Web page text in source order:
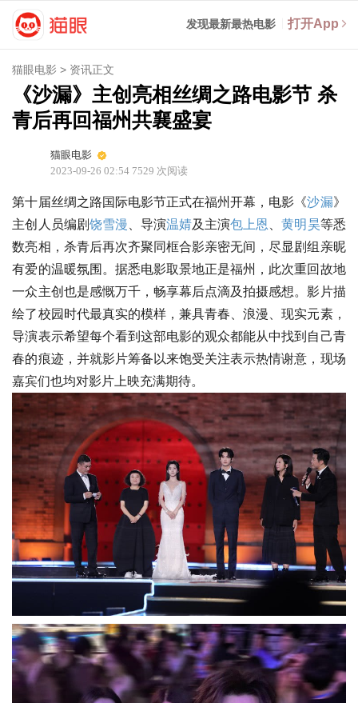
发现最新最热电影 打开App
猫眼电影 > 资讯正文
《沙漏》主创亮相丝绸之路电影节 杀
青后再回福州共襄盛宴
猫眼电影
2023-09-26 02:54 7529 次阅读
第十届丝绸之路国际电影节正式在福州开幕，电影《沙漏》
主创人员编剧饶雪漫、导演温婧及主演包上恩、黄明昊等悉
数亮相，杀青后再次齐聚同框合影亲密无间，尽显剧组亲昵
有爱的温暖氛围。据悉电影取景地正是福州，此次重回故地
一众主创也是感慨万千，畅享幕后点滴及拍摄感想。影片描
绘了校园时代最真实的模样，兼具青春、浪漫、现实元素，
导演表示希望每个看到这部电影的观众都能从中找到自己青
春的痕迹，并就影片筹备以来饱受关注表示热情谢意，现场
嘉宾们也均对影片上映充满期待。